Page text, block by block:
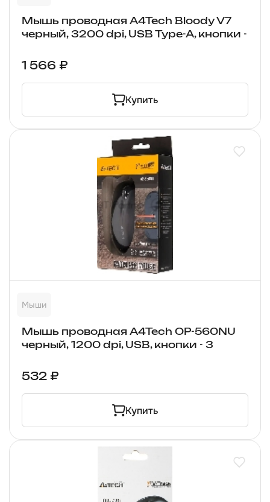
Мышь проводная A4Tech Bloody V7
черный, 3200 dpi, USB Type-A, кнопки -
1 566 ₽
Купить
Мыши
Мышь проводная A4Tech OP-560NU
черный, 1200 dpi, USB, кнопки - 3
532 ₽
Купить